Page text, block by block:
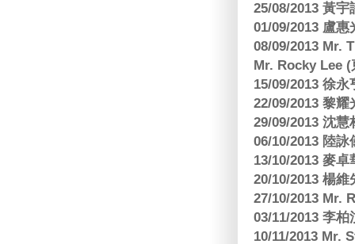
25/08/2013 黃
01/09/2013 盧
08/09/2013 Mr.
Mr. Rocky Lee
15/09/2013 徐
22/09/2013 黎
29/09/2013 沈
06/10/2013 陸
13/10/2013 麥
20/10/2013 楊
27/10/2013 Mr.
03/11/2013 李
10/11/2013 Mr.